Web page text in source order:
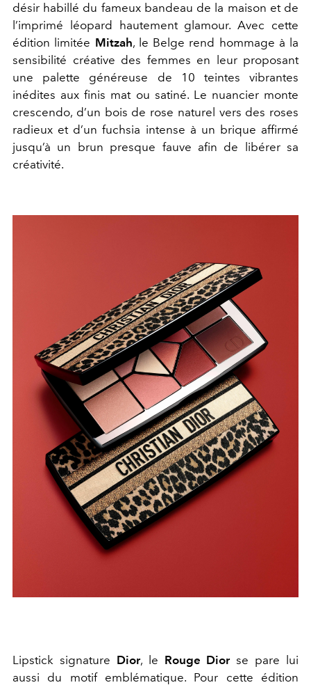
désir habillé du fameux bandeau de la maison et de
l’imprimé léopard hautement glamour. Avec cette
édition limitée Mitzah, le Belge rend hommage à la
sensibilité créative des femmes en leur proposant
une palette généreuse de 10 teintes vibrantes
inédites aux finis mat ou satiné. Le nuancier monte
crescendo, d’un bois de rose naturel vers des roses
radieux et d’un fuchsia intense à un brique affirmé
jusqu’à un brun presque fauve afin de libérer sa
créativité.
Lipstick signature Dior, le Rouge Diorse pare lui
aussi du motif emblématique. Pour cette édition